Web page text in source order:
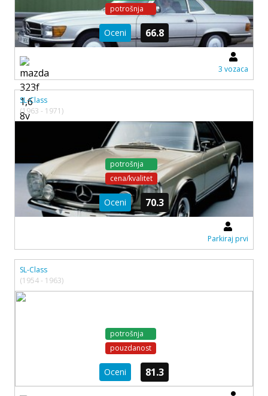
potrošnja
Oceni 66.8
3 vozaca
SL-Class
(1963 - 1971)
potrošnja
cena/kvalitet
Oceni 70.3
Parkiraj prvi
SL-Class
(1954 - 1963)
potrošnja
pouzdanost
Oceni 81.3